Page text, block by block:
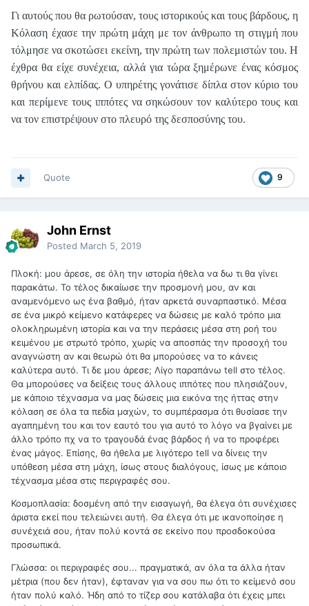
Γι αυτούς που θα ρωτούσαν, τους ιστορικούς και τους βάρδους, η
Κόλαση έχασε την πρώτη μάχη με τον άνθρωπο τη στιγμή που
τόλμησε να σκοτώσει εκείνη, την πρώτη των πολεμιστών του. Η
έχθρα θα είχε συνέχεια, αλλά για τώρα ξημέρωνε ένας κόσμος
θρήνου και ελπίδας. Ο υπηρέτης γονάτισε δίπλα στον κύριο του
και περίμενε τους ιππότες να σηκώσουν τον καλύτερο τους και
να τον επιστρέψουν στο πλευρό της δεσποσύνης του.
9
Quote
John Ernst
Posted March 5, 2019
Πλοκή: μου άρεσε, σε όλη την ιστορία ήθελα να δω τι θα γίνει
παρακάτω. Το τέλος δικαίωσε την προσμονή μου, αν και
αναμενόμενο ως ένα βαθμό, ήταν αρκετά συναρπαστικό. Μέσα
σε ένα μικρό κείμενο κατάφερες να δώσεις με καλό τρόπο μια
ολοκληρωμένη ιστορία και να την περάσεις μέσα στη ροή του
κειμένου με στρωτό τρόπο, χωρίς να αποσπάς την προσοχή του
αναγνώστη αν και θεωρώ ότι θα μπορούσες να το κάνεις
καλύτερα αυτό. Τι δε μου άρεσε; Λίγο παραπάνω tell στο τέλος.
Θα μπορούσες να δείξεις τους άλλους ιππότες που πλησιάζουν,
με κάποιο τέχνασμα να μας δώσεις μια εικόνα της ήττας στην
κόλαση σε όλα τα πεδία μαχών, το συμπέρασμα ότι θυσίασε την
αγαπημένη του και τον εαυτό του για αυτό το λόγο να βγαίνει με
άλλο τρόπο πχ να το τραγουδά ένας βάρδος ή να το προφέρει
ένας μάγος. Επίσης, θα ήθελα με λιγότερο tell να δίνεις την
υπόθεση μέσα στη μάχη, ίσως στους διαλόγους, ίσως με κάποιο
τέχνασμα μέσα στις περιγραφές σου.
Κοσμοπλασία: δοσμένη από την εισαγωγή, θα έλεγα ότι συνέχισες
άριστα εκεί που τελειώνει αυτή. Θα έλεγα ότι με ικανοποίησε η
συνέχειά σου, ήταν πολύ κοντά σε εκείνο που προσδοκούσα
προσωπικά.
Γλώσσα: οι περιγραφές σου... πραγματικά, αν όλα τα άλλα ήταν
μέτρια (που δεν ήταν), έφταναν για να σου πω ότι το κείμενό σου
ήταν πολύ καλό. Ήδη από το τίζερ σου κατάλαβα ότι έχεις μπει